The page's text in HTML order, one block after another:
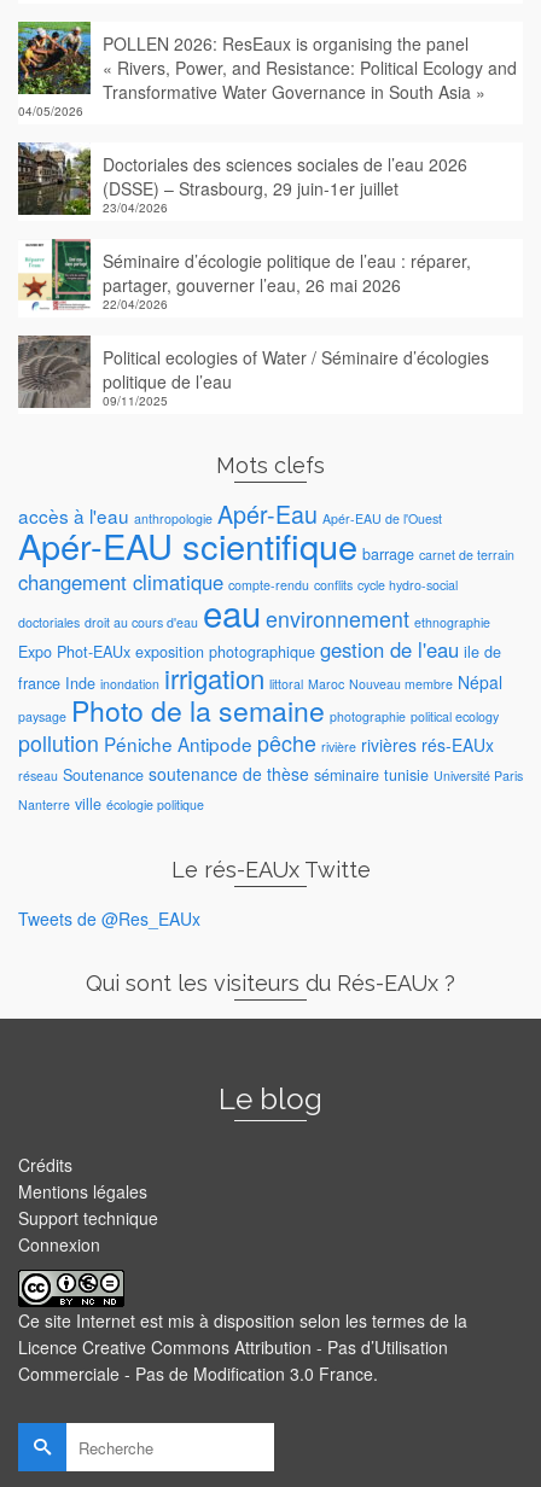
POLLEN 2026: ResEaux is organising the panel
« Rivers, Power, and Resistance: Political Ecology and
Transformative Water Governance in South Asia »
04/05/2026
Doctoriales des sciences sociales de l’eau 2026
(DSSE) – Strasbourg, 29 juin-1er juillet
23/04/2026
Séminaire d’écologie politique de l’eau : réparer,
partager, gouverner l’eau, 26 mai 2026
22/04/2026
Political ecologies of Water / Séminaire d’écologies
politique de l’eau
09/11/2025
Mots clefs
accès à l'eau anthropologie Apér-Eau Apér-EAU de l'Ouest
Apér-EAU scientifique barrage carnet de terrain
changement climatique compte-rendu conflits cycle hydro-social
doctoriales droit au cours d'eau eau environnement ethnographie
Expo Phot-EAUx exposition photographique gestion de l'eau ile de
france Inde inondation irrigation littoral Maroc Nouveau membre Népal
paysage Photo de la semaine photographie political ecology
pollution Péniche Antipode pêche rivière rivières rés-EAUx
réseau Soutenance soutenance de thèse séminaire tunisie Université Paris
Nanterre ville écologie politique
Le rés-EAUx Twitte
Tweets de @Res_EAUx
Qui sont les visiteurs du Rés-EAUx ?
Le blog
Crédits
Mentions légales
Support technique
Connexion
Ce site Internet est mis à disposition selon les termes de la
Licence Creative Commons Attribution - Pas d’Utilisation
Commerciale - Pas de Modification 3.0 France.
Rechercher :